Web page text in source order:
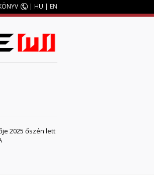
| HU | EN
2025 őszén lett